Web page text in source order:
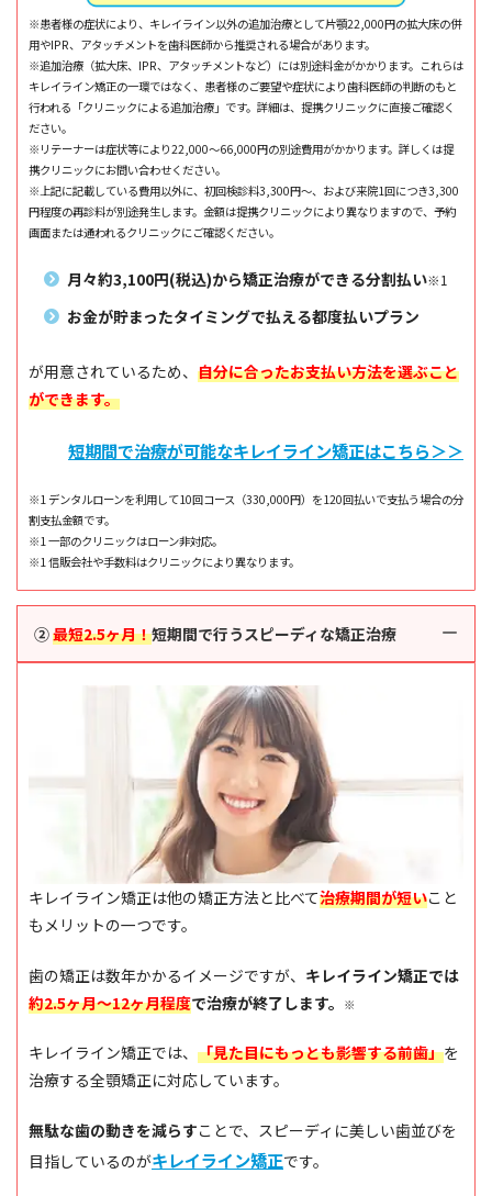
※患者様の症状により、キレイライン以外の追加治療として片顎22,000円の拡大床の併
用やIPR、アタッチメントを歯科医師から推奨される場合があります。
※追加治療（拡大床、IPR、アタッチメントなど）には別途料金がかかります。これらは
キレイライン矯正の一環ではなく、患者様のご要望や症状により歯科医師の判断のもと
行われる「クリニックによる追加治療」です。詳細は、提携クリニックに直接ご確認く
ださい。
※リテーナーは症状等により22,000～66,000円の別途費用がかかります。詳しくは提
携クリニックにお問い合わせください。
※上記に記載している費用以外に、初回検診料3,300円～、および来院1回につき3,300
円程度の再診料が別途発生します。金額は提携クリニックにより異なりますので、予約
画面または通われるクリニックにご確認ください。
月々約3,100円(税込)から矯正治療ができる分割払い※1
お金が貯まったタイミングで払える都度払いプラン
が用意されているため、 自分に合ったお支払い方法を選ぶこと
ができます。
短期間で治療が可能なキレイライン矯正はこちら＞＞
※1 デンタルローンを利用して10回コース（330,000円）を120回払いで支払う場合の分
割支払金額です。
※1 一部のクリニックはローン非対応。
※1 信販会社や手数料はクリニックにより異なります。
②最短2.5ヶ月！短期間で行うスピーディな矯正治療
キレイライン矯正は他の矯正方法と比べて治療期間が短いこと
もメリットの一つです。
歯の矯正は数年かかるイメージですが、 キレイライン矯正では
約2.5ヶ月〜12ヶ月程度で治療が終了します。 ※
キレイライン矯正では、 「見た目にもっとも影響する前歯」を
治療する全顎矯正に対応しています。
無駄な歯の動きを減らすことで、スピーディに美しい歯並びを
目指しているのがキレイライン矯正です。